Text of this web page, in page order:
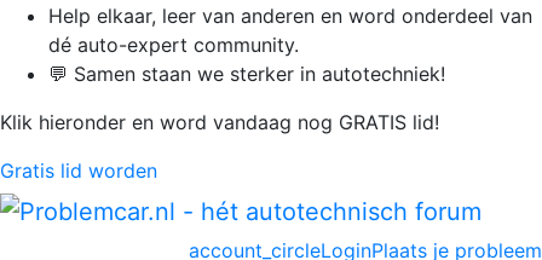
Help elkaar, leer van anderen en word onderdeel van
dé auto-expert community.
💬 Samen staan we sterker in autotechniek!
Klik hieronder en word vandaag nog GRATIS lid!
Gratis lid worden
Plaats je probleem
account_circleLogin